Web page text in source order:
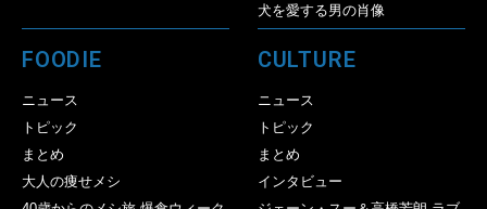
犬を愛する男の肖像
FOODIE
ニュース
トピック
まとめ
大人の痩せメシ
CULTURE
ニュース
トピック
まとめ
インタビュー